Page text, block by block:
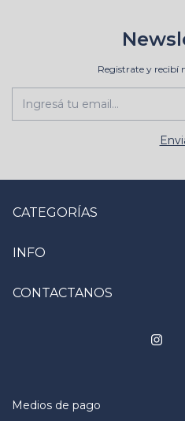
Registrate y recibí
CATEGORÍAS
INFO
CONTACTANOS
Medios de pago